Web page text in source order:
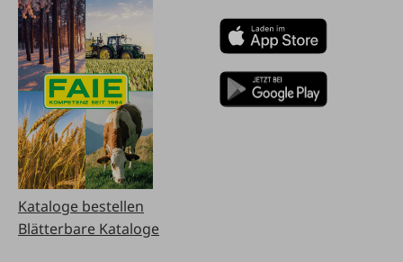
Kataloge bestellen
Blätterbare Kataloge